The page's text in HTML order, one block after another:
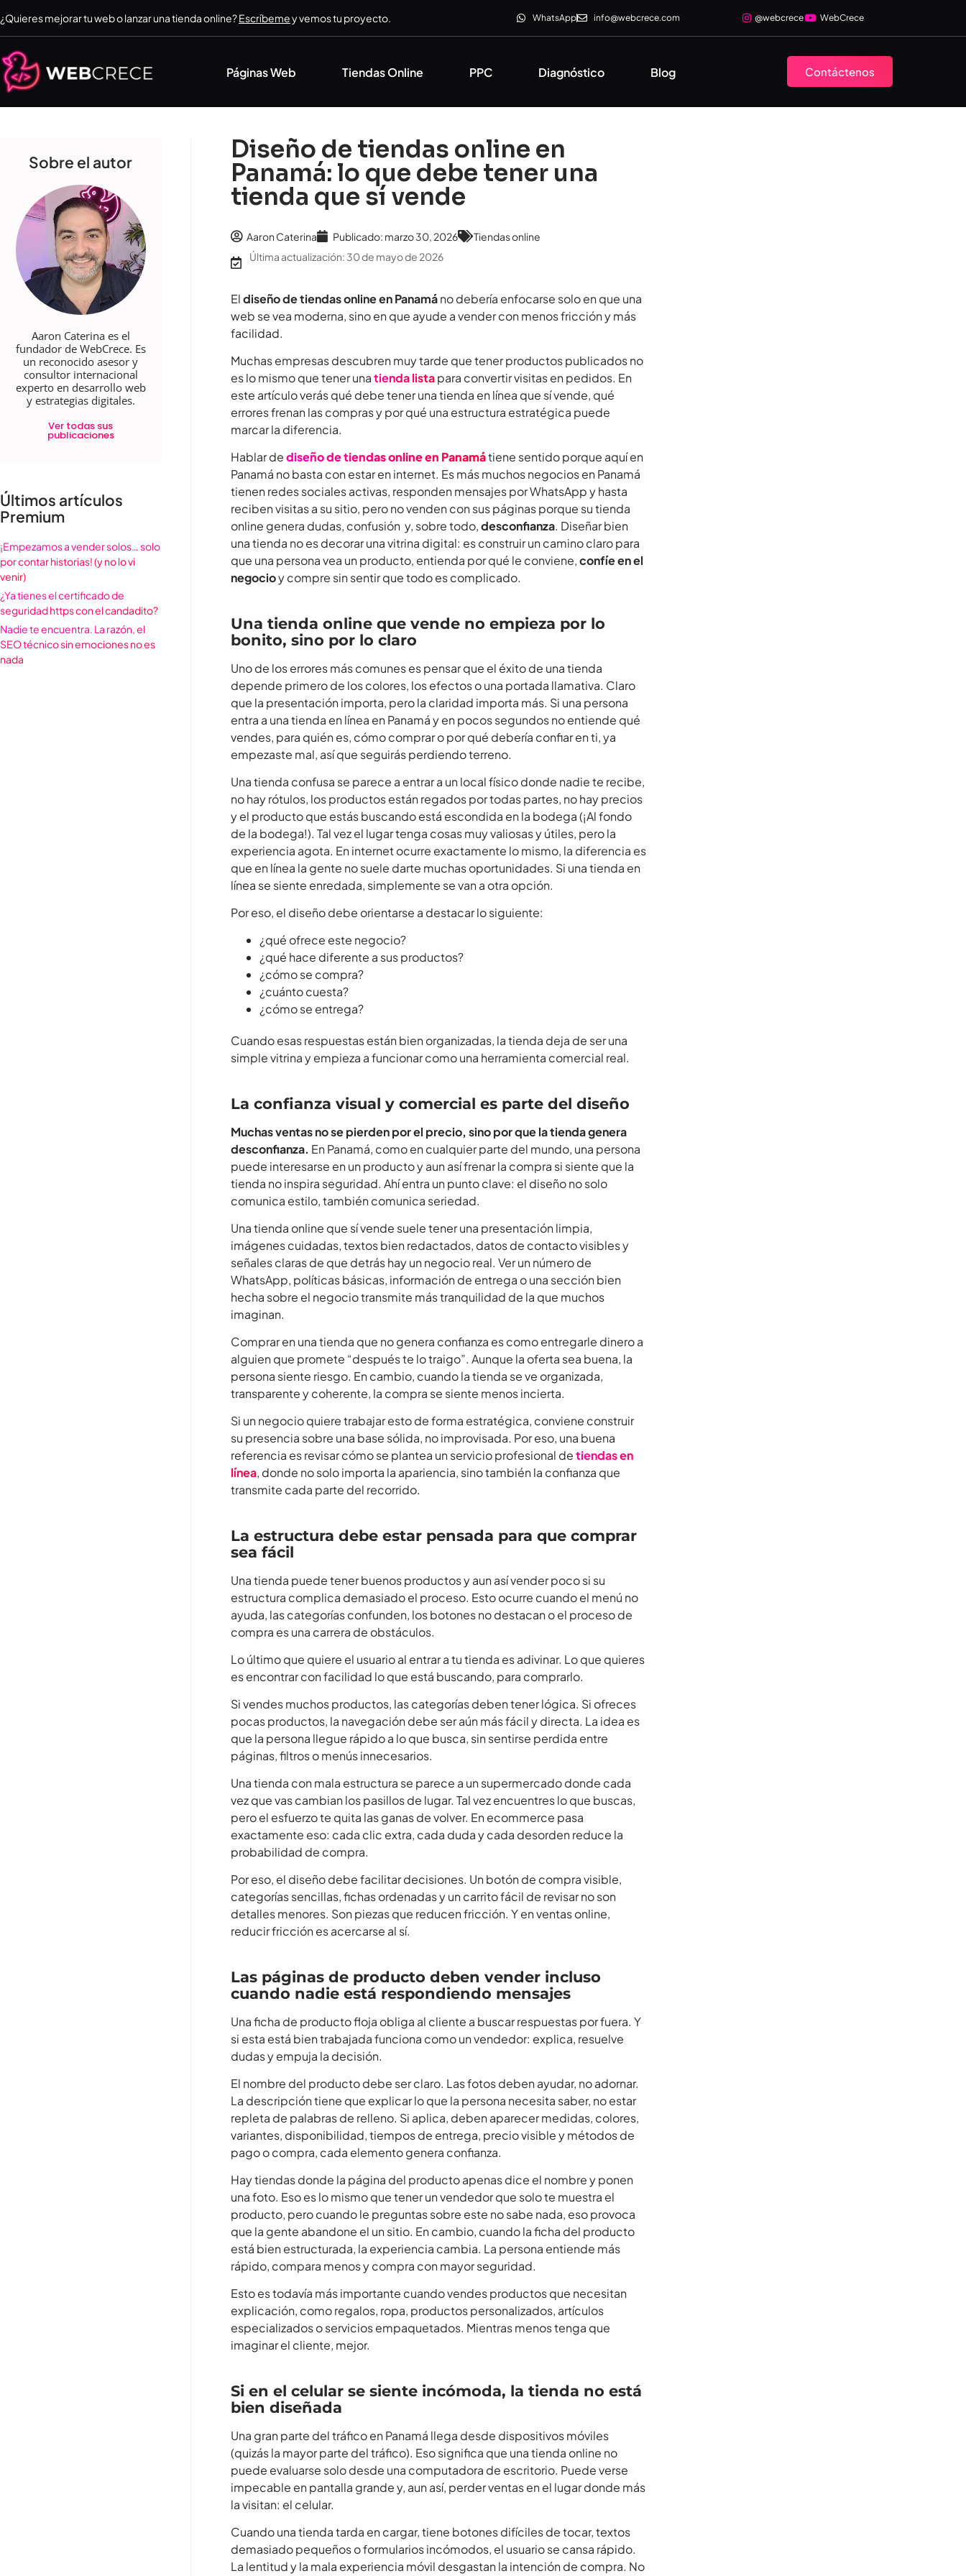
¿Quieres mejorar tu web o lanzar una tienda online?Escríbemey vemos tu proyecto. WhatsApp info@webcrece.com @webcrece WebCrece
Páginas Web Tiendas Online PPC Diagnóstico Blog Contáctenos
Sobre el autor
Aaron Caterina es el
fundador de WebCrece. Es
un reconocido asesor y
consultor internacional
experto en desarrollo web
y estrategias digitales.
Ver todas sus
publicaciones
Últimos artículos
Premium
¡Empezamos a vender solos… solo
por contar historias! (y no lo vi
venir)
¿Ya tienes el certificado de
seguridad https con el candadito?
Nadie te encuentra. La razón, el
SEO técnico sin emociones no es
nada
Diseño de tiendas online en
Panamá: lo que debe tener una
tienda que sí vende
Aaron Caterina Publicado: marzo 30, 2026
Tiendas online
Última actualización: 30 de mayo de 2026
Eldiseño de tiendas online en Panamáno debería enfocarse solo en que una
web se vea moderna, sino en que ayude a vender con menos fricción y más
facilidad.
Muchas empresas descubren muy tarde que tener productos publicados no
es lo mismo que tener unatienda listapara convertir visitas en pedidos. En
este artículo verás qué debe tener una tienda en línea que sí vende, qué
errores frenan las compras y por qué una estructura estratégica puede
marcar la diferencia.
Hablar dediseño de tiendas online en Panamátiene sentido porque aquí en
Panamá no basta con estar en internet. Es más muchos negocios en Panamá
tienen redes sociales activas, responden mensajes por WhatsApp y hasta
reciben visitas a su sitio, pero no venden con sus páginas porque su tienda
online genera dudas, confusión y, sobre todo,desconfianza. Diseñar bien
una tienda no es decorar una vitrina digital: es construir un camino claro para
que una persona vea un producto, entienda por qué le conviene,confíe en el
negocioy compre sin sentir que todo es complicado.
Una tienda online que vende no empieza por lo
bonito, sino por lo claro
Uno de los errores más comunes es pensar que el éxito de una tienda
depende primero de los colores, los efectos o una portada llamativa. Claro
que la presentación importa, pero la claridad importa más. Si una persona
entra a una tienda en línea en Panamá y en pocos segundos no entiende qué
vendes, para quién es, cómo comprar o por qué debería confiar en ti, ya
empezaste mal, así que seguirás perdiendo terreno.
Una tienda confusa se parece a entrar a un local físico donde nadie te recibe,
no hay rótulos, los productos están regados por todas partes, no hay precios
y el producto que estás buscando está escondida en la bodega (¡Al fondo
de la bodega!). Tal vez el lugar tenga cosas muy valiosas y útiles, pero la
experiencia agota. En internet ocurre exactamente lo mismo, la diferencia es
que en línea la gente no suele darte muchas oportunidades. Si una tienda en
línea se siente enredada, simplemente se van a otra opción.
Por eso, el diseño debe orientarse a destacar lo siguiente:
¿qué ofrece este negocio?
¿qué hace diferente a sus productos?
¿cómo se compra?
¿cuánto cuesta?
¿cómo se entrega?
Cuando esas respuestas están bien organizadas, la tienda deja de ser una
simple vitrina y empieza a funcionar como una herramienta comercial real.
La confianza visual y comercial es parte del diseño
Muchas ventas no se pierden por el precio, sino por que la tienda genera
desconfianza. En Panamá, como en cualquier parte del mundo, una persona
puede interesarse en un producto y aun así frenar la compra si siente que la
tienda no inspira seguridad. Ahí entra un punto clave: el diseño no solo
comunica estilo, también comunica seriedad.
Una tienda online que sí vende suele tener una presentación limpia,
imágenes cuidadas, textos bien redactados, datos de contacto visibles y
señales claras de que detrás hay un negocio real. Ver un número de
WhatsApp, políticas básicas, información de entrega o una sección bien
hecha sobre el negocio transmite más tranquilidad de la que muchos
imaginan.
Comprar en una tienda que no genera confianza es como entregarle dinero a
alguien que promete “después te lo traigo”. Aunque la oferta sea buena, la
persona siente riesgo. En cambio, cuando la tienda se ve organizada,
transparente y coherente, la compra se siente menos incierta.
Si un negocio quiere trabajar esto de forma estratégica, conviene construir
su presencia sobre una base sólida, no improvisada. Por eso, una buena
referencia es revisar cómo se plantea un servicio profesional detiendas en
línea, donde no solo importa la apariencia, sino también la confianza que
transmite cada parte del recorrido.
La estructura debe estar pensada para que comprar
sea fácil
Una tienda puede tener buenos productos y aun así vender poco si su
estructura complica demasiado el proceso. Esto ocurre cuando el menú no
ayuda, las categorías confunden, los botones no destacan o el proceso de
compra es una carrera de obstáculos.
Lo último que quiere el usuario al entrar a tu tienda es adivinar. Lo que quieres
es encontrar con facilidad lo que está buscando, para comprarlo.
Si vendes muchos productos, las categorías deben tener lógica. Si ofreces
pocas productos, la navegación debe ser aún más fácil y directa. La idea es
que la persona llegue rápido a lo que busca, sin sentirse perdida entre
páginas, filtros o menús innecesarios.
Una tienda con mala estructura se parece a un supermercado donde cada
vez que vas cambian los pasillos de lugar. Tal vez encuentres lo que buscas,
pero el esfuerzo te quita las ganas de volver. En ecommerce pasa
exactamente eso: cada clic extra, cada duda y cada desorden reduce la
probabilidad de compra.
Por eso, el diseño debe facilitar decisiones. Un botón de compra visible,
categorías sencillas, fichas ordenadas y un carrito fácil de revisar no son
detalles menores. Son piezas que reducen fricción. Y en ventas online,
reducir fricción es acercarse al sí.
Las páginas de producto deben vender incluso
cuando nadie está respondiendo mensajes
Una ficha de producto floja obliga al cliente a buscar respuestas por fuera. Y
si esta está bien trabajada funciona como un vendedor: explica, resuelve
dudas y empuja la decisión.
El nombre del producto debe ser claro. Las fotos deben ayudar, no adornar.
La descripción tiene que explicar lo que la persona necesita saber, no estar
repleta de palabras de relleno. Si aplica, deben aparecer medidas, colores,
variantes, disponibilidad, tiempos de entrega, precio visible y métodos de
pago o compra, cada elemento genera confianza.
Hay tiendas donde la página del producto apenas dice el nombre y ponen
una foto. Eso es lo mismo que tener un vendedor que solo te muestra el
producto, pero cuando le preguntas sobre este no sabe nada, eso provoca
que la gente abandone el un sitio. En cambio, cuando la ficha del producto
está bien estructurada, la experiencia cambia. La persona entiende más
rápido, compara menos y compra con mayor seguridad.
Esto es todavía más importante cuando vendes productos que necesitan
explicación, como regalos, ropa, productos personalizados, artículos
especializados o servicios empaquetados. Mientras menos tenga que
imaginar el cliente, mejor.
Si en el celular se siente incómoda, la tienda no está
bien diseñada
Una gran parte del tráfico en Panamá llega desde dispositivos móviles
(quizás la mayor parte del tráfico). Eso significa que una tienda online no
puede evaluarse solo desde una computadora de escritorio. Puede verse
impecable en pantalla grande y, aun así, perder ventas en el lugar donde más
la visitan: el celular.
Cuando una tienda tarda en cargar, tiene botones difíciles de tocar, textos
demasiado pequeños o formularios incómodos, el usuario se cansa rápido.
La lentitud y la mala experiencia móvil desgastan la intención de compra. No